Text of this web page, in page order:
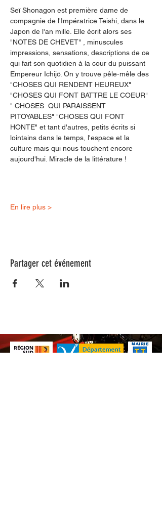
Seï Shonagon est première dame de
compagnie de l'Impératrice Teishi, dans le
Japon de l'an mille. Elle écrit alors ses
"NOTES DE CHEVET" , minuscules
impressions, sensations, descriptions de ce
qui fait son quotidien à la cour du puissant
Empereur Ichijö. On y trouve pêle-mêle des
"CHOSES QUI RENDENT HEUREUX"
"CHOSES QUI FONT BATTRE LE COEUR"
" CHOSES  QUI PARAISSENT
PITOYABLES" "CHOSES QUI FONT
HONTE" et tant d'autres, petits écrits si
lointains dans le temps, l'espace et la
culture mais qui nous touchent encore
aujourd'hui. Miracle de la littérature !
En lire plus >
Partager cet événement